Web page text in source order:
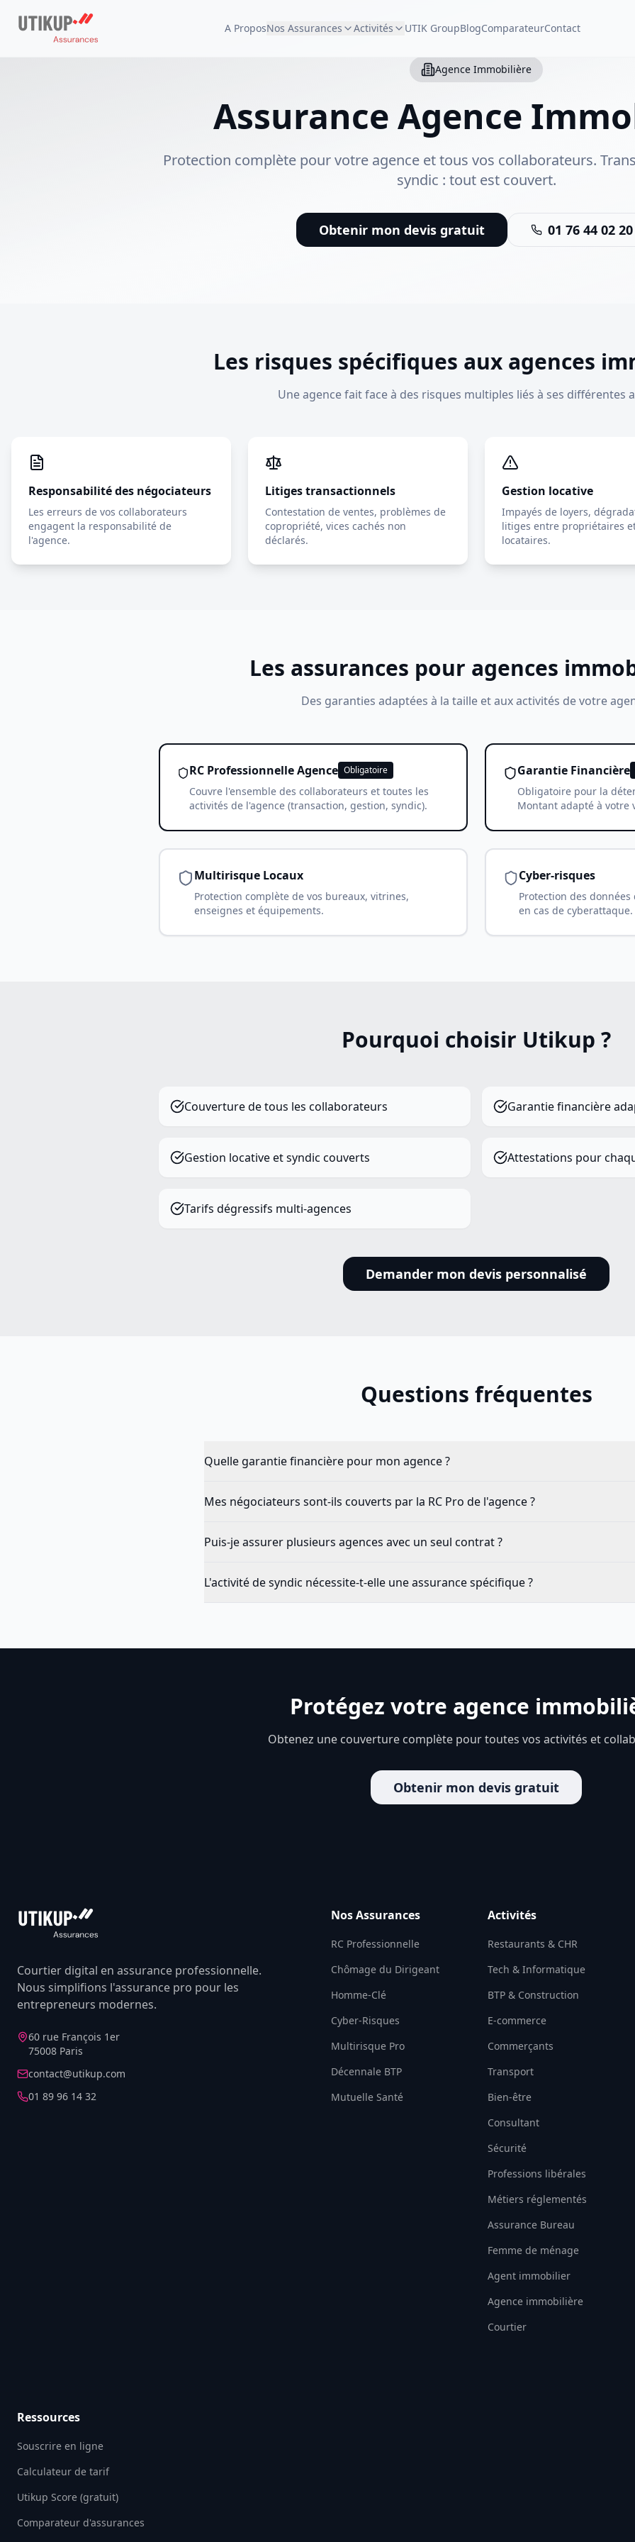
A ProposNos Assurances Activités UTIK GroupBlogComparateurContact
Agence Immobilière
Assurance Agence
Protection complète pour votre agence et tous vos collaborateurs.
syndic : tout est couvert.
Obtenir mon devis gratuit 01 76 44 02 20
Les risques spécifiques aux agences
Une agence fait face à des risques multiples liés à ses différentes
Responsabilité des négociateurs
Les erreurs de vos collaborateurs
engagent la responsabilité de
l'agence.
Litiges transactionnels
Contestation de ventes, problèmes de
copropriété, vices cachés non
déclarés.
Gestion locative
Impayés de loyers,
litiges entre propriétaires
locataires.
Les assurances pour agences
Des garanties adaptées à la taille et aux activités de votre
RC Professionnelle Agence Obligatoire
Couvre l'ensemble des collaborateurs et toutes les
activités de l'agence (transaction, gestion, syndic).
Garantie Financière
Obligatoire pour la
Montant adapté à votre
Multirisque Locaux
Protection complète de vos bureaux, vitrines,
enseignes et équipements.
Cyber-risques
Protection des
en cas de cyberattaque.
Pourquoi choisir Utikup ?
Couverture de tous les collaborateurs Garantie financière
Gestion locative et syndic couverts Attestations pour
Tarifs dégressifs multi-agences
Demander mon devis personnalisé
Questions fréquentes
Quelle garantie financière pour mon agence ?
Mes négociateurs sont-ils couverts par la RC Pro de l'agence ?
Puis-je assurer plusieurs agences avec un seul contrat ?
L'activité de syndic nécessite-t-elle une assurance spécifique ?
Protégez votre agence
Obtenez une couverture complète pour toutes vos activités et
Obtenir mon devis gratuit
Courtier digital en assurance professionnelle.
Nous simplifions l'assurance pro pour les
entrepreneurs modernes.
60 rue François 1er
75008 Paris
contact@utikup.com
01 89 96 14 32
Nos Assurances
RC Professionnelle
Chômage du Dirigeant
Homme-Clé
Cyber-Risques
Multirisque Pro
Décennale BTP
Mutuelle Santé
Activités
Restaurants & CHR
Tech & Informatique
BTP & Construction
E-commerce
Commerçants
Transport
Bien-être
Consultant
Sécurité
Professions libérales
Métiers réglementés
Assurance Bureau
Femme de ménage
Agent immobilier
Agence immobilière
Courtier
Ressources
Souscrire en ligne
Calculateur de tarif
Utikup Score (gratuit)
Comparateur d'assurances